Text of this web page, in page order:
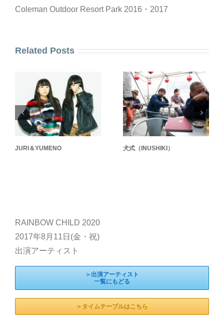
Coleman Outdoor Resort Park 2016・2017
Related Posts
JURI＆YUMENO 犬式（INUSHIKI）
RAINBOW CHILD 2020
2017年8月11日(金・祝)
出演アーティスト
＞出演アーティスト
一覧にもどる
＞タイムテーブルはこちら